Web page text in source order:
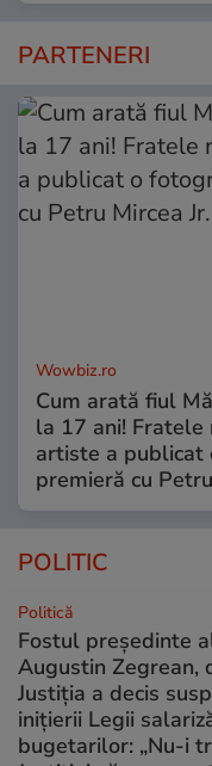
PARTENERI
Wowbiz.ro
Cum arată fiul
la 17 ani!
artiste a publicat
premieră cu
POLITIC
Politică
Fostul președinte
Augustin Zegrean,
Justiția a decis
inițierii Legii
bugetarilor: „Nu-i